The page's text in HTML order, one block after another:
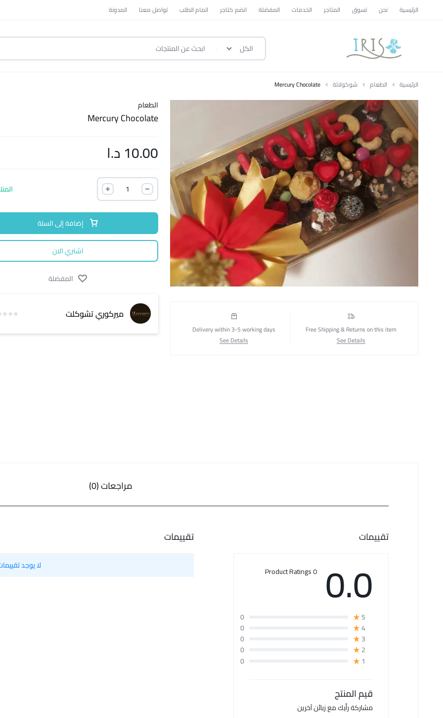
الرئيسية نحن تسوق المتاجر الخدمات المفضلة انضم كتاجر اتمام الطلب تواصل معنا المدونة
|
متجر
تسوق
وطني
الكل
الرئيسية الطعام شوكولاتة Mercury Chocolate
Free Shipping & Returns on this item
See Details
Delivery within 3-5 working days
See Details
الطعام
Mercury Chocolate
10.00 د.ا
إضافة إلى السلة
اشتري الان
المفضلة
ميركوري تشوكلت
مراجعات (0)
تقييمات
0.0
0 Product Ratings
5
0
4
0
3
0
2
0
1
0
قيم المنتج
مشاركة رأيك مع زبائن آخرين
تقييمات
لا يوجد